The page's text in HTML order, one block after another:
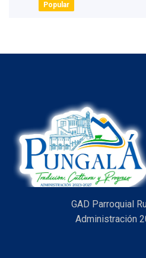
Popular
GAD Parroquial
Administración